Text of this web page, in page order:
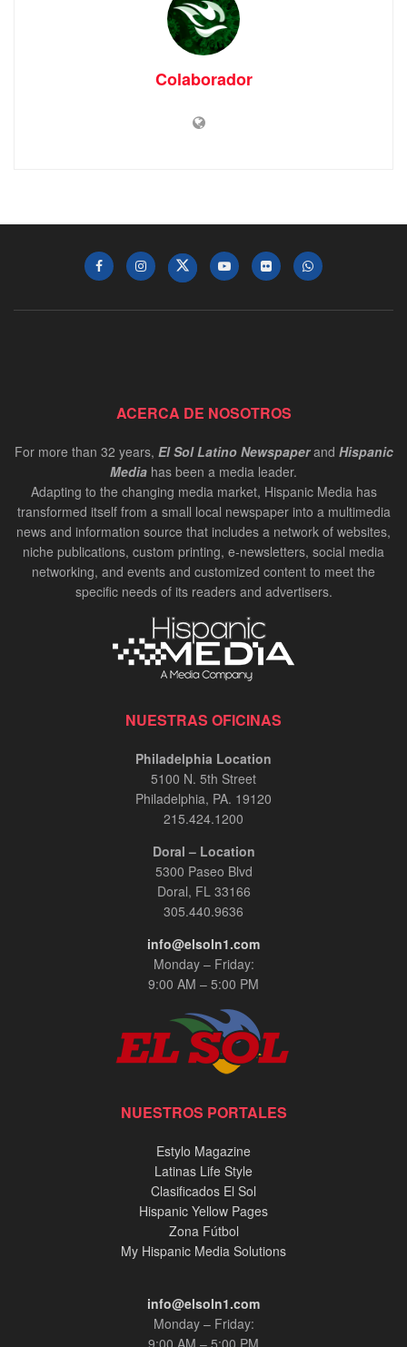
Colaborador
ACERCA DE NOSOTROS
For more than 32 years, El Sol Latino Newspaperand Hispanic
Media has been a media leader.
Adapting to the changing media market, Hispanic Media has
transformed itself from a small local newspaper into a multimedia
news and information source that includes a network of websites,
niche publications, custom printing, e-newsletters, social media
networking, and events and customized content to meet the
specific needs of its readers and advertisers.
NUESTRAS OFICINAS
Philadelphia Location
5100 N. 5th Street
Philadelphia, PA. 19120
215.424.1200
Doral – Location
5300 Paseo Blvd
Doral, FL 33166
305.440.9636
info@elsoln1.com
Monday – Friday:
9:00 AM – 5:00 PM
NUESTROS PORTALES
Estylo Magazine
Latinas Life Style
Clasificados El Sol
Hispanic Yellow Pages
Zona Fútbol
My Hispanic Media Solutions
info@elsoln1.com
Monday – Friday: